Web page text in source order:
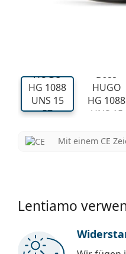
Mit einem CE
Lentiamo